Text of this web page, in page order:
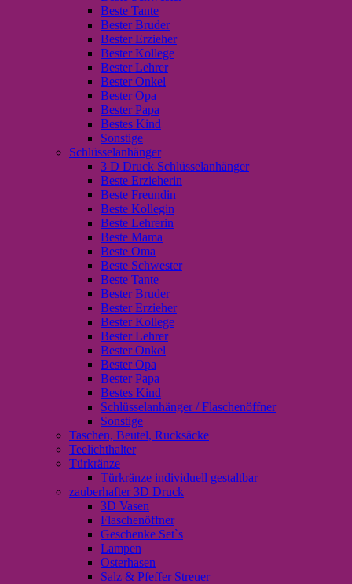
Beste Tante
Bester Bruder
Bester Erzieher
Bester Kollege
Bester Lehrer
Bester Onkel
Bester Opa
Bester Papa
Bestes Kind
Sonstige
Schlüsselanhänger
3 D Druck Schlüsselanhänger
Beste Erzieherin
Beste Freundin
Beste Kollegin
Beste Lehrerin
Beste Mama
Beste Oma
Beste Schwester
Beste Tante
Bester Bruder
Bester Erzieher
Bester Kollege
Bester Lehrer
Bester Onkel
Bester Opa
Bester Papa
Bestes Kind
Schlüsselanhänger / Flaschenöffner
Sonstige
Taschen, Beutel, Rucksäcke
Teelichthalter
Türkränze
Türkränze individuell gestaltbar
zauberhafter 3D Druck
3D Vasen
Flaschenöffner
Geschenke Set`s
Lampen
Osterhasen
Salz & Pfeffer Streuer